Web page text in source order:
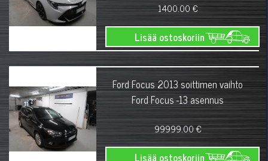
1400.00 €
Lisää ostoskoriin
Ford Focus 2013 soittimen vaihto
Ford Focus -13 asennus
99999.00 €
Lisää ostoskoriin